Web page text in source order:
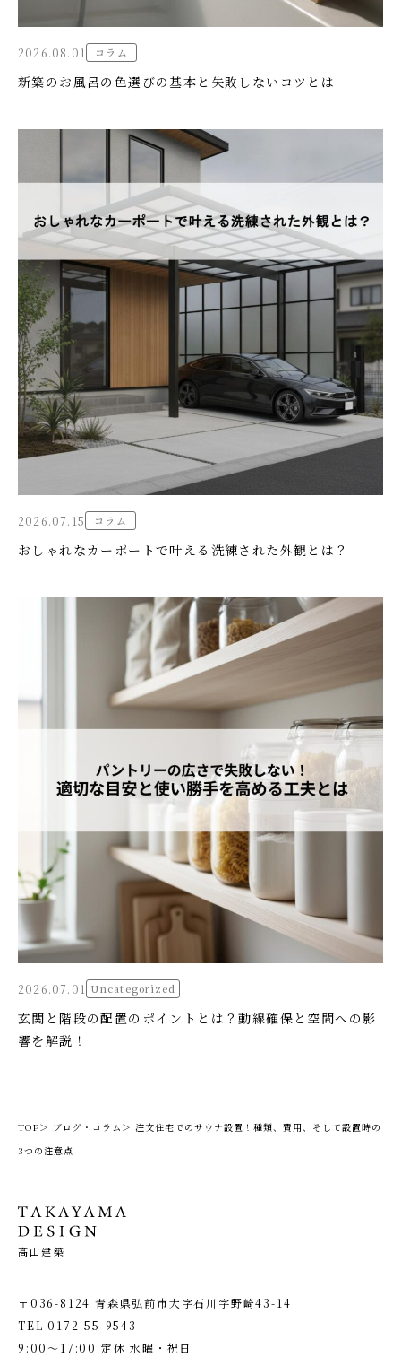
2026.08.01 コラム
新築のお風呂の色選びの基本と失敗しないコツとは
2026.07.15 コラム
おしゃれなカーポートで叶える洗練された外観とは？
2026.07.01 Uncategorized
玄関と階段の配置のポイントとは？動線確保と空間への影
響を解説！
TOP＞ ブログ・コラム＞ 注文住宅でのサウナ設置！種類、費用、そして設置時の
3つの注意点
髙山建築
〒036-8124 青森県弘前市大字石川字野崎43-14
TEL0172-55-9543
9:00〜17:00 定休 水曜・祝日